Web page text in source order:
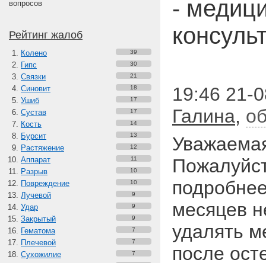
вопросов
Рейтинг жалоб
Колено 39
Гипс 30
Связки 21
Синовит 18
Ушиб 17
Сустав 17
Кость 14
Бурсит 13
Растяжение 12
Аппарат 11
Разрыв 10
Повреждение 10
Лучевой 9
Удар 9
Закрытый 9
Гематома 7
Плечевой 7
Сухожилие 7
-
19:46 21-
Галина,
месяцев
удалять
после